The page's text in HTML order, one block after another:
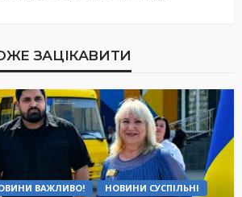
ЗАЦІКАВИТИ
ВАЖЛИВО! НОВИНИ СУСПІЛЬНІ